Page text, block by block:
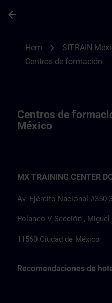
arrow_back
Hem chevron_right SITRAIN
Centros de formación
Centros de
México
MX TRAINING CENTER
Av. Ejército Nacional #350
Polanco V Sección ,
11560 Ciudad de México
Recomendaciones de